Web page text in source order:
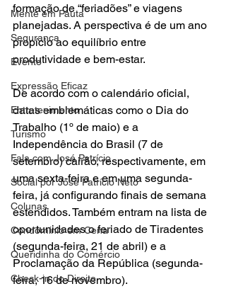
Mente em Pauta
Segurança
Evento
Expressão Eficaz
Entretenimento
Turismo
Fala com José Patrício
Social por José Patrício Neto
Colunas
Condomínio em Cena
Queridinha do Comércio
Check-in do Direito
formação de “feriadões” e viagens
planejadas. A perspectiva é de um ano
propício ao equilíbrio entre
produtividade e bem-estar.
De acordo com o calendário oficial,
datas emblemáticas como o Dia do
Trabalho (1º de maio) e a
Independência do Brasil (7 de
setembro) cairão, respectivamente, em
uma sexta-feira e em uma segunda-
feira, já configurando finais de semana
estendidos. Também entram na lista de
oportunidades o feriado de Tiradentes
(segunda-feira, 21 de abril) e a
Proclamação da República (segunda-
feira, 16 de novembro).